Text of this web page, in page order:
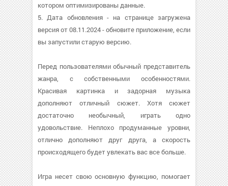
котором оптимизированы данные.
5. Дата обновления - на странице загружена
версия от 08.11.2024 - обновите приложение, если
вы запустили старую версию.
Перед пользователями обычный представитель
жанра, с собственными особенностями.
Красивая картинка и задорная музыка
дополняют отличный сюжет. Хотя сюжет
достаточно необычный, играть одно
удовольствие. Неплохо продуманные уровни,
отлично дополняют друг друга, а скорость
происходящего будет увлекать вас все больше.
Игра несет свою основную функцию, помогает